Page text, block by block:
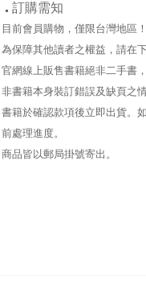
訂購需知
目前會員購物，僅限台灣地區
為保障其他讀者之權益，請在
官網線上販售書籍絕非二手書
非書籍本身裝訂錯誤及缺頁之
書籍於確認款項後立即出貨。
前處理進度。
商品皆以郵局掛號寄出。